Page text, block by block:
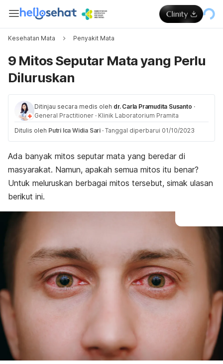
Kesehatan Mata Penyakit Mata
9 Mitos Seputar Mata yang Perlu
Diluruskan
Ditinjau secara medis oleh dr. Carla Pramudita Susanto ·
General Practitioner · Klinik Laboratorium Pramita
Ditulis oleh Putri Ica Widia Sari · Tanggal diperbarui 01/10/2023
Ada banyak mitos seputar mata yang beredar di
masyarakat. Namun, apakah semua mitos itu benar?
Untuk meluruskan berbagai mitos tersebut, simak ulasan
berikut ini.